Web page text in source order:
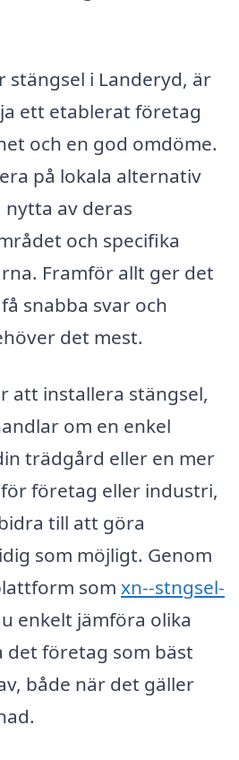
stängsel i Landeryd, är
ett etablerat företag
och en god omdöme.
på lokala alternativ
nytta av deras
och specifika
Framför allt ger det
snabba svar och
det mest.
att installera stängsel,
om en enkel
trädgård eller en mer
företag eller industri,
till att göra
som möjligt. Genom
som xn--stngsel-
enkelt jämföra olika
företag som bäst
både när det gäller